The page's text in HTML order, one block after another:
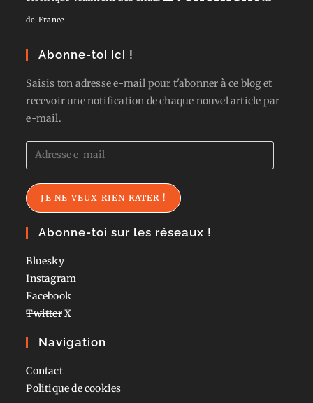
de-France
Abonne-toi ici !
Saisis ton adresse e-mail pour t'abonner à ce blog et
recevoir une notification de chaque nouvel article par
e-mail.
Adresse
e-
mail
JE NE VEUX RIEN RATER !
Abonne-toi sur les réseaux !
Bluesky
Instagram
Facebook
TwitterX
Navigation
Contact
Politique de cookies